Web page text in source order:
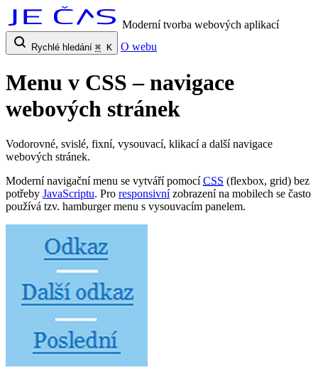
Moderní tvorba webových aplikací
Rychlé hledání ⌘ K O webu
Menu v CSS – navigace
webových stránek
Vodorovné, svislé, fixní, vysouvací, klikací a další navigace
webových stránek.
Moderní navigační menu se vytváří pomocíCSS (flexbox, grid) bez
potřeby JavaScriptu. Pro responsivnízobrazení na mobilech se často
používá tzv. hamburger menu s vysouvacím panelem.